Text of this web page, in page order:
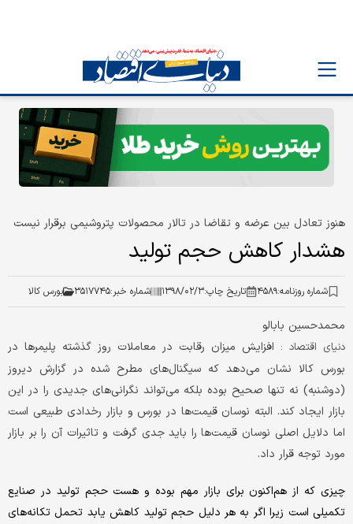
هنوز تعادل بین عرضه و تقاضا در تالار محصولات پتروشیمی برقرار نیست
هشدار کاهش حجم تولید
شماره روزنامه:۴۵۸۹ تاریخ چاپ:۱۳۹۸/۰۲/۳ شماره خبر:۳۵۱۷۷۴۵ بورس کالا
محمدحسین بابالو
دنیای اقتصاد : افزایش میزان رقابت در معاملات روز گذشته پلیمرها در
بورس کالا نشان می‌دهد که سیگنال‌های مطرح شده در گزارش دیروز
(دوشنبه) نه تنها صحیح بوده بلکه می‌تواند نگرانی‌های جدیدی را در این
بازار ایجاد کند. البته نوسان قیمت‌ها در بورس و بازار رخدادی طبیعی است
اما دلایل اصلی نوسان قیمت‌ها را باید جدی گرفت و تاثیرات آن را بر بازار
مورد توجه قرار داد.
چیزی که از هم‌اکنون برای بازار مهم بوده و هست حجم تولید در صنایع
تکمیلی است زیرا اگر به هر دلیل حجم تولید کاهش یابد تحمل تکانه‌های